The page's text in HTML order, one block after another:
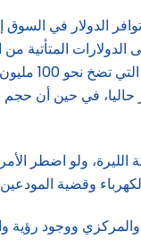
التي تدر نحو 3 مليارات
السياسة التي
ولو اضطر
وقضية
ووجود رؤية